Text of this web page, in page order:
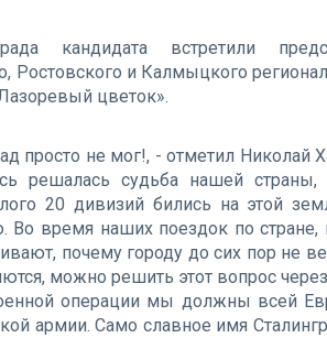
кандидата встретили
Ростовского и Калмыцкого
цветок».
просто не мог!, - отметил Николай
решалась судьба нашей страны,
20 дивизий бились на этой
время наших поездок по стране,
почему городу до сих пор не
можно решить этот вопрос
операции мы должны всей
армии. Само славное имя